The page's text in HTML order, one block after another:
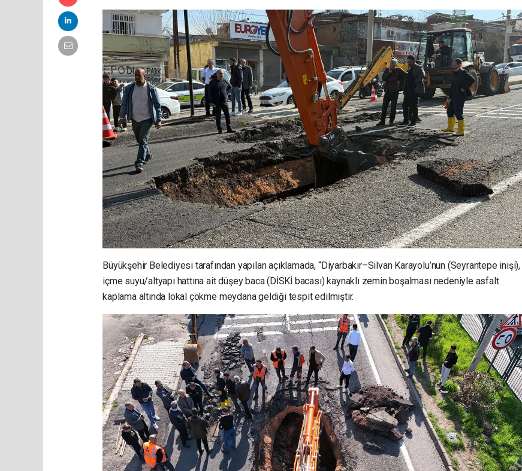
Büyükşehir Belediyesi tarafından yapılan açıklamada, “Diyarbakır–Silvan Karayolu’nun (Seyrantepe inişi),
içme suyu/al­tyapı hattına ait düşey baca (DİSKİ bacası) kaynaklı zemin boşalması nedeniyle asfalt
kaplama altında lokal çökme meydana geldiği tespit edilmiştir.